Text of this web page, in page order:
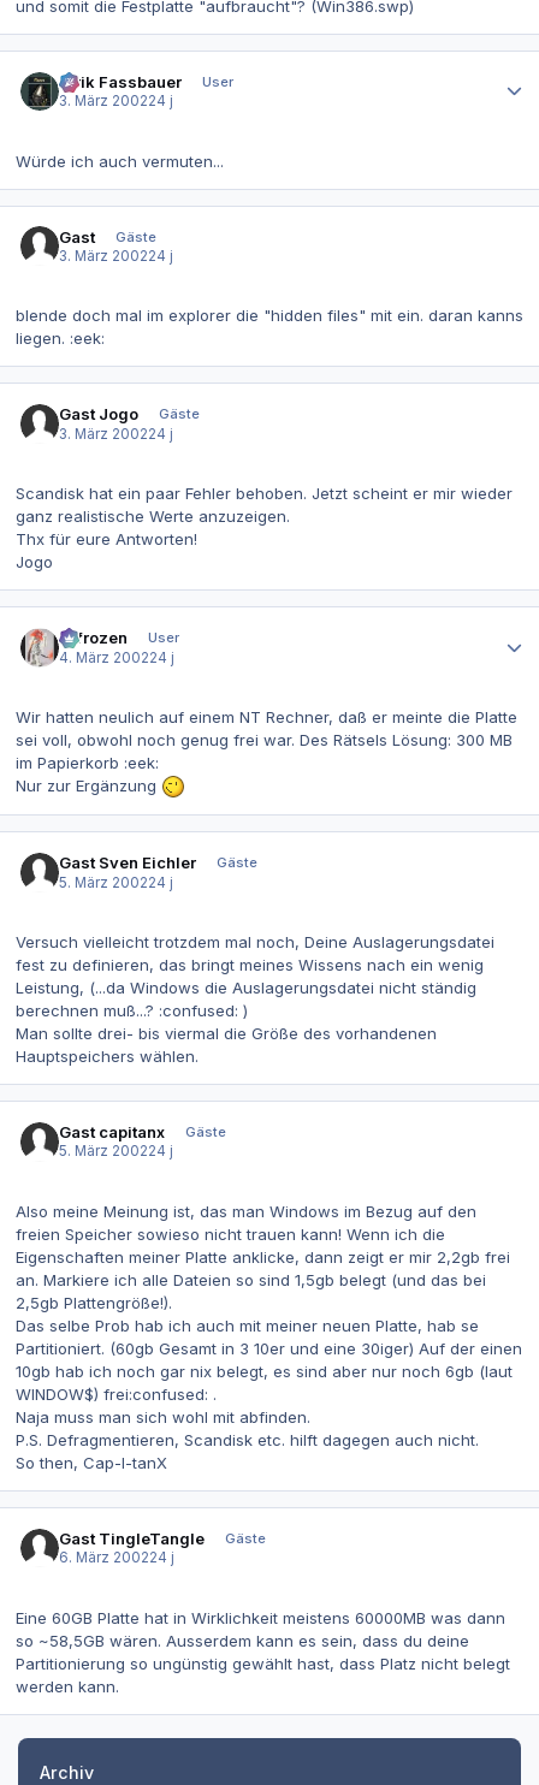
und somit die Festplatte "aufbraucht"? (Win386.swp)
Alrik Fassbauer
User
3. März 200224 j
Würde ich auch vermuten...
Gast
Gäste
3. März 200224 j
blende doch mal im explorer die "hidden files" mit ein. daran kanns
liegen. :eek:
Gast Jogo
Gäste
3. März 200224 j
Scandisk hat ein paar Fehler behoben. Jetzt scheint er mir wieder
ganz realistische Werte anzuzeigen.
Thx für eure Antworten!
Jogo
2-frozen
User
4. März 200224 j
Wir hatten neulich auf einem NT Rechner, daß er meinte die Platte
sei voll, obwohl noch genug frei war. Des Rätsels Lösung: 300 MB
im Papierkorb :eek:
Nur zur Ergänzung
Gast Sven Eichler
Gäste
5. März 200224 j
Versuch vielleicht trotzdem mal noch, Deine Auslagerungsdatei
fest zu definieren, das bringt meines Wissens nach ein wenig
Leistung, (...da Windows die Auslagerungsdatei nicht ständig
berechnen muß...? :confused: )
Man sollte drei- bis viermal die Größe des vorhandenen
Hauptspeichers wählen.
Gast capitanx
Gäste
5. März 200224 j
Also meine Meinung ist, das man Windows im Bezug auf den
freien Speicher sowieso nicht trauen kann! Wenn ich die
Eigenschaften meiner Platte anklicke, dann zeigt er mir 2,2gb frei
an. Markiere ich alle Dateien so sind 1,5gb belegt (und das bei
2,5gb Plattengröße!).
Das selbe Prob hab ich auch mit meiner neuen Platte, hab se
Partitioniert. (60gb Gesamt in 3 10er und eine 30iger) Auf der einen
10gb hab ich noch gar nix belegt, es sind aber nur noch 6gb (laut
WINDOW$) frei:confused: .
Naja muss man sich wohl mit abfinden.
P.S. Defragmentieren, Scandisk etc. hilft dagegen auch nicht.
So then, Cap-I-tanX
Gast TingleTangle
Gäste
6. März 200224 j
Eine 60GB Platte hat in Wirklichkeit meistens 60000MB was dann
so ~58,5GB wären. Ausserdem kann es sein, dass du deine
Partitionierung so ungünstig gewählt hast, dass Platz nicht belegt
werden kann.
Archiv